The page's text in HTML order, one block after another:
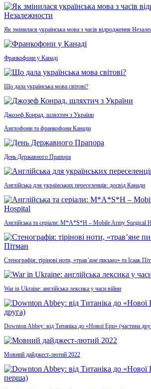
Як змінилася українська мова з часів відродження
Франкофони у Канаді
Що дала українська мова світові?
Джозеф Конрад, шляхтич з України
Англофони та франкофони Канади
День Державного Прапора
Англійська для українських переселенців: досвід Канади
Англійська та серіали: M*A*S*H – Mobile Army Surgical
Стенографія: тірінові ноти, «трав’яне письмо» та Ісаак
War in Ukraine: англійська лексика у часи війни
Downton Abbey: від Титаніка до «Нової Ери» (частина
Мовний дайджест-лютий 2022